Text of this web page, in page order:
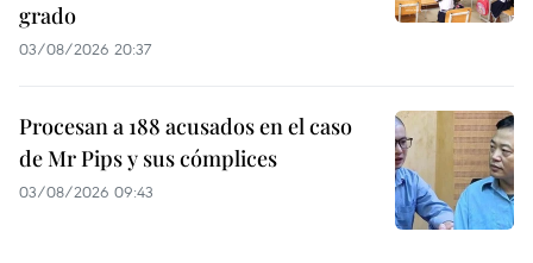
grado
03/08/2026 20:37
Procesan a 188 acusados en el caso
de Mr Pips y sus cómplices
03/08/2026 09:43